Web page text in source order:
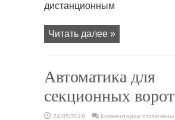
дистанционным
Читать далее »
Автоматика для
секционных ворот
24/05/2019 Комментарии отключены